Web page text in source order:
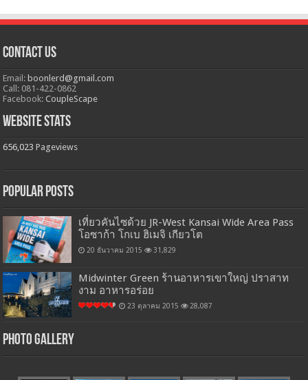
Contact Us
Email:boonlerd@gmail.com
Call: 081-422-0862
Facebook:CoupleScape
Website Stats
656,023 Pageviews
Popular Posts
เที่ยวคันไซด้วย JR-West Kansai Wide Area Pass
โอซาก้า โกเบ ฮิเมจิ เกียวโต
20 ธันวาคม 2015 31,829
Midwinter Green ร้านอาหารเขาใหญ่ ปราสาท
งาม อาหารอร่อย
23 ตุลาคม 2015 28,087
Photo Gallery